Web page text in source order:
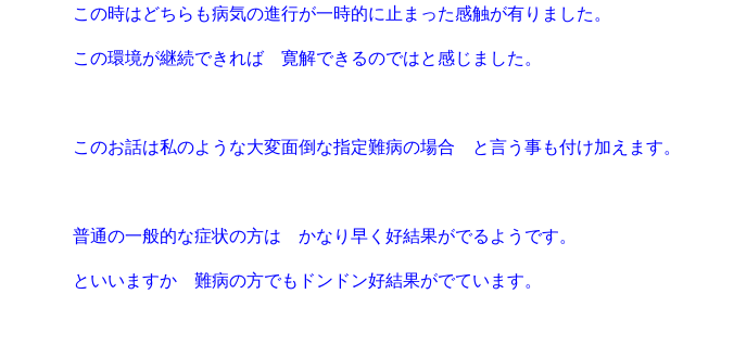
この時はどちらも病気の進行が一時的に止まった感触が有りました。
この環境が継続できれば 寛解できるのではと感じました。
このお話は私のような大変面倒な指定難病の場合 と言う事も付け加えます。
普通の一般的な症状の方は かなり早く好結果がでるようです。
といいますか 難病の方でもドンドン好結果がでています。